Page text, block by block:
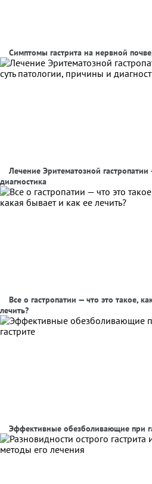
Симптомы гастрита на нервной
Лечение Эритематозной
диагностика
Все о гастропатии — что это такое,
лечить?
Эффективные обезболивающие при